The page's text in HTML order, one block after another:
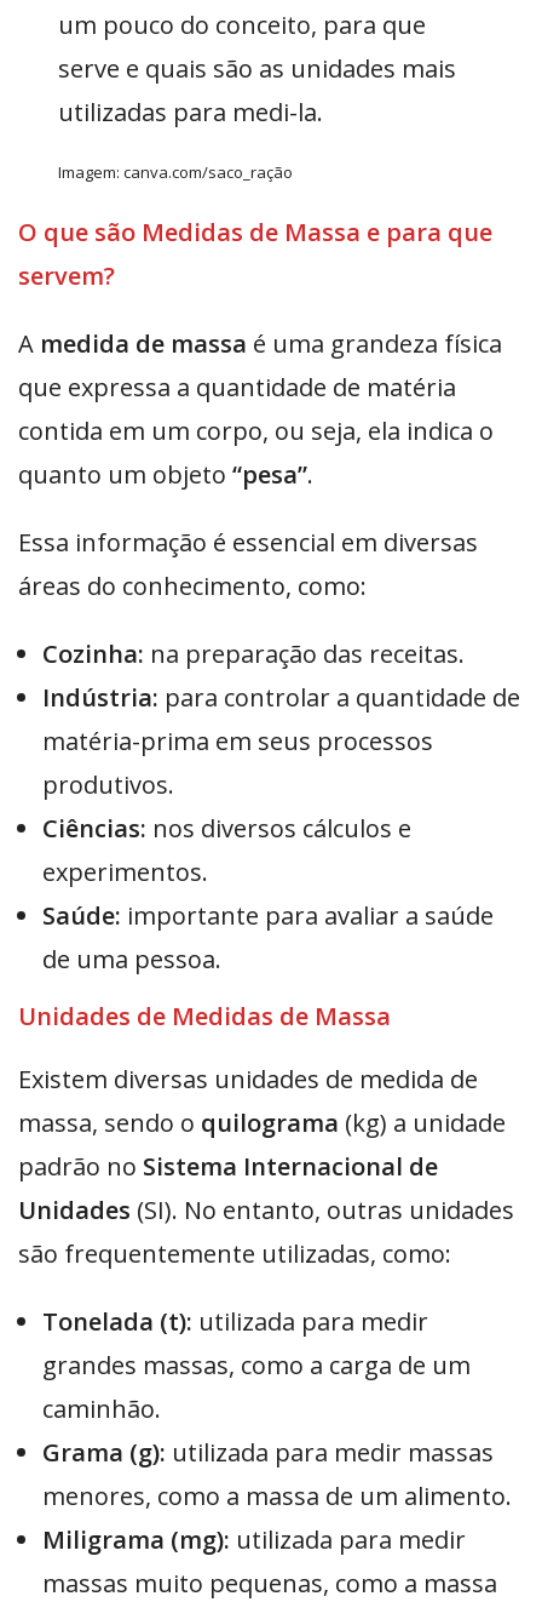
um pouco do conceito, para que
serve e quais são as unidades mais
utilizadas para medi-la.
Imagem: canva.com/saco_ração
O que são Medidas de Massa e para que
servem?
A medida de massa é uma grandeza física
que expressa a quantidade de matéria
contida em um corpo, ou seja, ela indica o
quanto um objeto “pesa”.
Essa informação é essencial em diversas
áreas do conhecimento, como:
Cozinha: na preparação das receitas.
Indústria: para controlar a quantidade de
matéria-prima em seus processos
produtivos.
Ciências: nos diversos cálculos e
experimentos.
Saúde: importante para avaliar a saúde
de uma pessoa.
Unidades de Medidas de Massa
Existem diversas unidades de medida de
massa, sendo o quilograma (kg) a unidade
padrão no Sistema Internacional de
Unidades (SI). No entanto, outras unidades
são frequentemente utilizadas, como:
Tonelada (t): utilizada para medir
grandes massas, como a carga de um
caminhão.
Grama (g): utilizada para medir massas
menores, como a massa de um alimento.
Miligrama (mg): utilizada para medir
massas muito pequenas, como a massa